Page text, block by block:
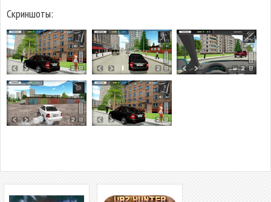
Скриншоты: